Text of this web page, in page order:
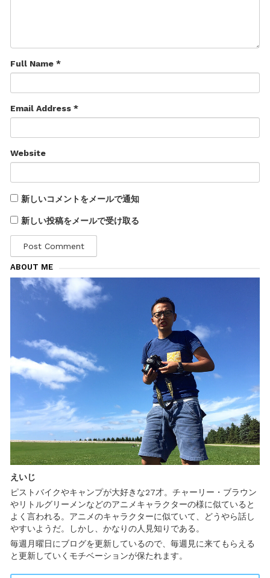
Full Name *
Email Address *
Website
新しいコメントをメールで通知
新しい投稿をメールで受け取る
ABOUT ME
えいじ
ピストバイクやキャンプが大好きな27才。チャーリー・ブラウン
やリトルグリーメンなどのアニメキャラクターの様に似ていると
よく言われる。アニメのキャラクターに似ていて、どうやら話し
やすいようだ。しかし、かなりの人見知りである。
毎週月曜日にブログを更新しているので、毎週見に来てもらえる
と更新していくモチベーションが保たれます。